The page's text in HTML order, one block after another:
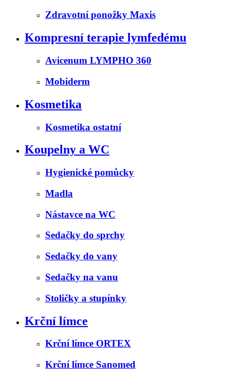
Zdravotní ponožky Maxis
Kompresní terapie lymfedému
Avicenum LYMPHO 360
Mobiderm
Kosmetika
Kosmetika ostatní
Koupelny a WC
Hygienické pomůcky
Madla
Nástavce na WC
Sedačky do sprchy
Sedačky do vany
Sedačky na vanu
Stoličky a stupínky
Krční límce
Krční límce ORTEX
Krční límce Sanomed